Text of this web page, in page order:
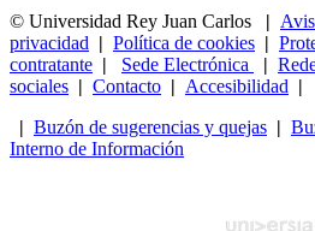
© Universidad Rey Juan Carlos
|
privacidad | Política de cookies |
contratante | Sede Electrónica |
sociales | Contacto | Accesibilidad |
| Buzón de sugerencias y quejas |
Interno de Información